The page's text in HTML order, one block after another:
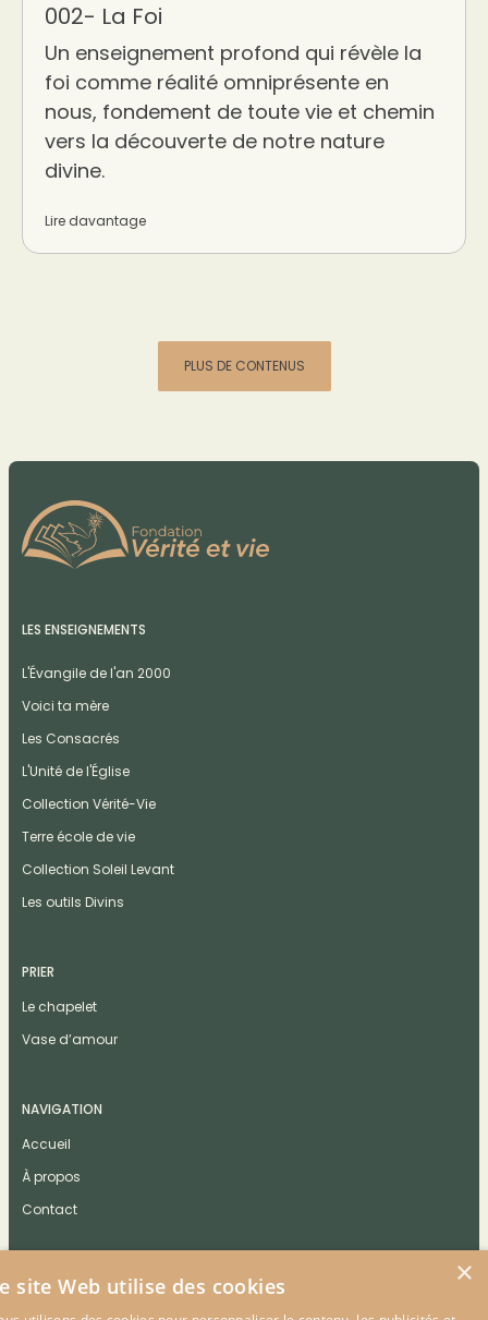
002- La Foi
Un enseignement profond qui révèle la
foi comme réalité omniprésente en
nous, fondement de toute vie et chemin
vers la découverte de notre nature
divine.
Lire davantage
PLUS DE CONTENUS
LES ENSEIGNEMENTS
L'Évangile de l'an 2000
Voici ta mère
Les Consacrés
L'Unité de l'Église
Collection Vérité-Vie
Terre école de vie
Collection Soleil Levant
Les outils Divins
PRIER
Le chapelet
Vase d’amour
NAVIGATION
Accueil
À propos
Contact
×
site Web utilise des cookies